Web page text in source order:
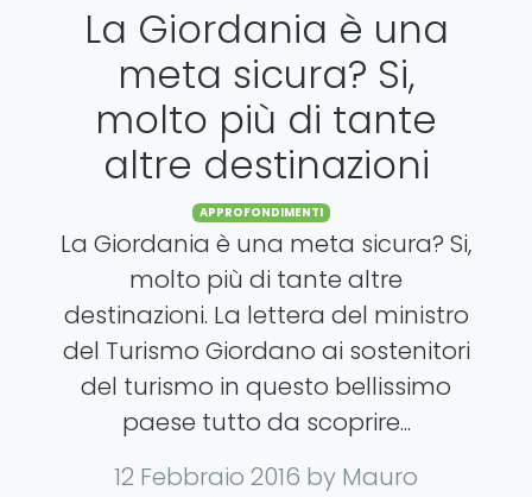
La Giordania è una
meta sicura? Si,
molto più di tante
altre destinazioni
Categories
APPROFONDIMENTI
La Giordania è una meta sicura? Si,
molto più di tante altre
destinazioni. La lettera del ministro
del Turismo Giordano ai sostenitori
del turismo in questo bellissimo
paese tutto da scoprire...
12 Febbraio 2016 by Mauro